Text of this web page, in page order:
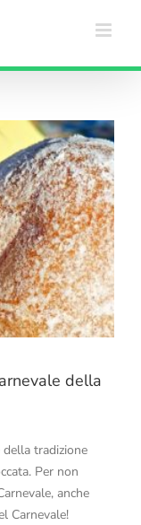
della
della tradizione
Per non
anche
Carnevale!